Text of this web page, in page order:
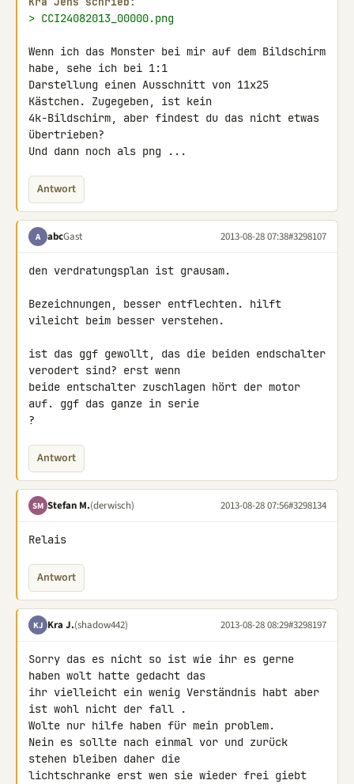
> CCI24082013_00000.png
Wenn ich das Monster bei mir auf dem Bildschirm
habe, sehe ich bei 1:1
Darstellung einen Ausschnitt von 11x25
Kästchen. Zugegeben, ist kein
4k-Bildschirm, aber findest du das nicht etwas
übertrieben?
Und dann noch als png ...
Antwort
A abcGast 2013-08-28 07:38#3298107
den verdratungsplan ist grausam.
Bezeichnungen, besser entflechten. hilft
vileicht beim besser verstehen.
ist das ggf gewollt, das die beiden endschalter
verodert sind? erst wenn
beide entschalter zuschlagen hört der motor
auf. ggf das ganze in serie
?
Antwort
SM Stefan M.(derwisch) 2013-08-28 07:56#3298134
Relais
Antwort
KJ Kra J.(shadow442) 2013-08-28 08:29#3298197
Sorry das es nicht so ist wie ihr es gerne
haben wolt hatte gedacht das
ihr vielleicht ein wenig Verständnis habt aber
ist wohl nicht der fall .
Wolte nur hilfe haben für mein problem.
Nein es sollte nach einmal vor und zurück
stehen bleiben daher die
lichtschranke erst wen sie wieder frei giebt